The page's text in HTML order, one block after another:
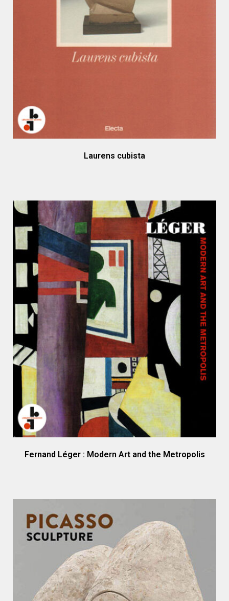
Laurens cubista
Fernand Léger : Modern Art and the Metropolis